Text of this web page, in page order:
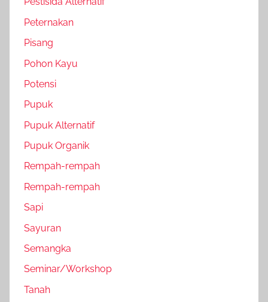
Peternakan
Pisang
Pohon Kayu
Potensi
Pupuk
Pupuk Alternatif
Pupuk Organik
Rempah-rempah
Rempah-rempah
Sapi
Sayuran
Semangka
Seminar/Workshop
Tanah